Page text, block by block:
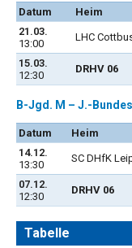
Datum Heim
21.03.
13:00
LHC
15.03.
12:30
DRHV 06
B-Jgd. M – J.-
Datum Heim
14.12.
13:30
SC DHfK
07.12.
12:30
DRHV 06
Tabelle